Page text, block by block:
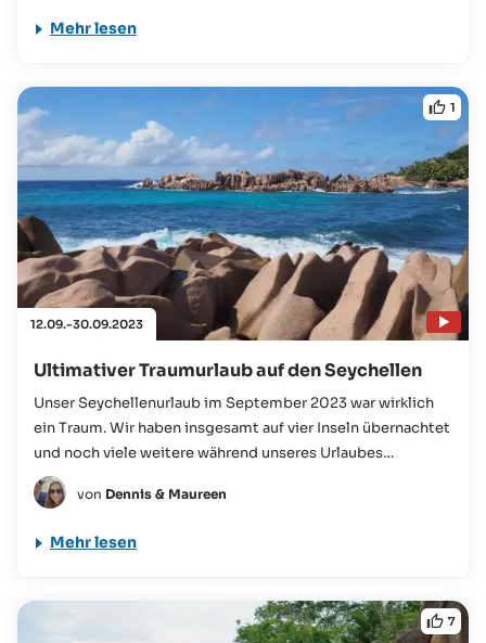
Mehr lesen
12.09.-30.09.2023
1
Ultimativer Traumurlaub auf den Seychellen
Unser Seychellenurlaub im September 2023 war wirklich
ein Traum. Wir haben insgesamt auf vier Inseln übernachtet
und noch viele weitere während unseres Urlaubes
besucht...
von Dennis & Maureen
Mehr lesen
7